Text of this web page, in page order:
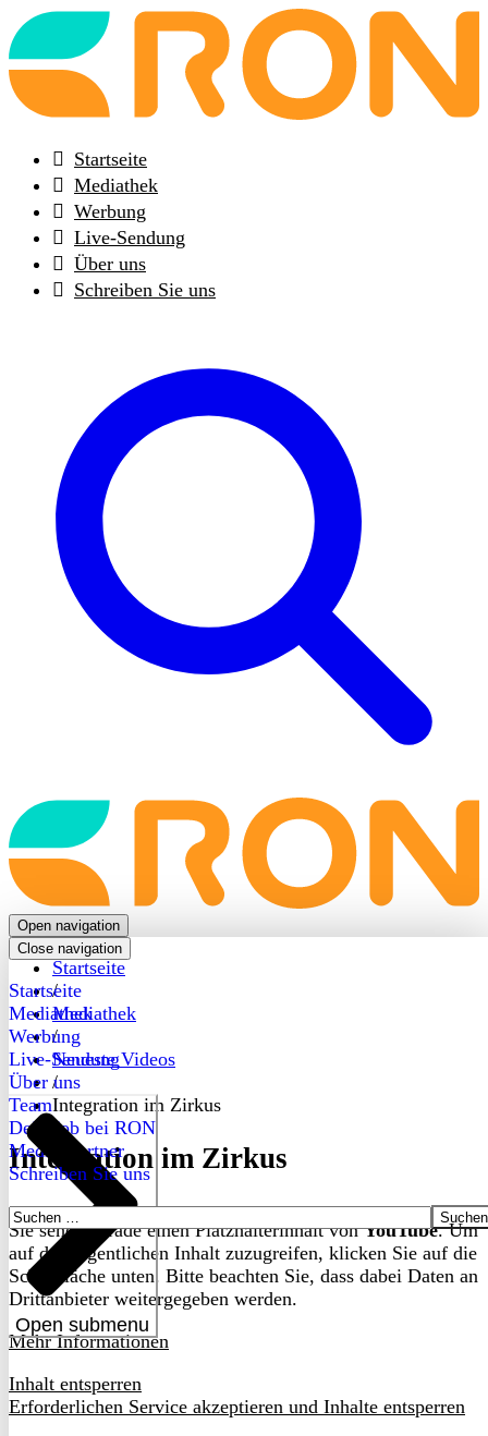
Back
to
frontpage
Startseite
Mediathek
Werbung
Live-Sendung
Über uns
Schreiben Sie uns
Back
to
frontpage
Open navigation
Close navigation
Startseite
Mediathek
Werbung
Live-Sendung
Über uns
Open submenu
Team
Dein Job bei RON
Medienpartner
Schreiben Sie uns
Suchen
nach:
Startseite
/
Mediathek
/
Neueste Videos
/
Integration im Zirkus
Integration im Zirkus
Sie sehen gerade einen Platzhalterinhalt vonYouTube. Um
auf den eigentlichen Inhalt zuzugreifen, klicken Sie auf die
Schaltfläche unten. Bitte beachten Sie, dass dabei Daten an
Drittanbieter weitergegeben werden.
Mehr Informationen
Inhalt entsperren
Erforderlichen Service akzeptieren und Inhalte entsperren